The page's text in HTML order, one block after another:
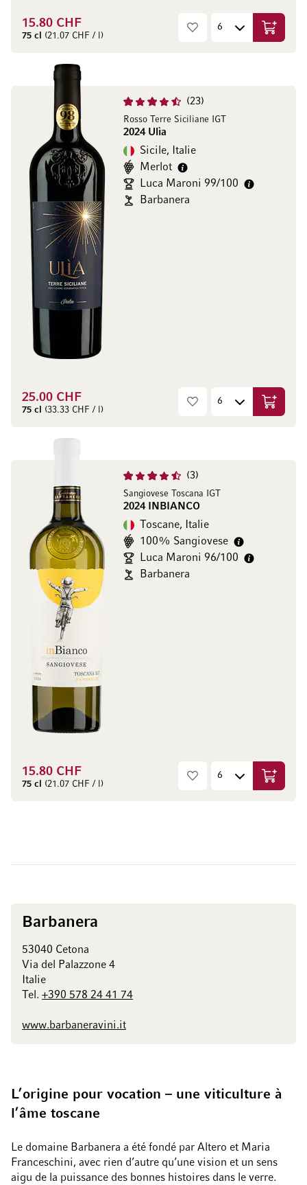
15.80 CHF
75 cl (21.07 CHF / l) Ajouter
23
Rosso Terre Siciliane IGT
2024 Ulìa
Sicile, Italie
Merlot
Luca Maroni 99/100
Barbanera
25.00 CHF
75 cl (33.33 CHF / l) Ajouter
3
Sangiovese Toscana IGT
2024 INBIANCO
Toscane, Italie
100% Sangiovese
Luca Maroni 96/100
Barbanera
15.80 CHF
75 cl (21.07 CHF / l) Ajouter
Barbanera
53040 Cetona
Via del Palazzone 4
Italie
Tel. +390 578 24 41 74
www.barbaneravini.it
L’origine pour vocation – une viticulture à
l’âme toscane
Le domaine Barbanera a été fondé par Altero et Maria
Franceschini, avec rien d’autre qu’une vision et un sens
aigu de la puissance des bonnes histoires dans le verre.